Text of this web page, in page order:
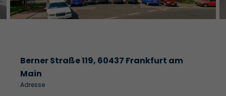
Berner Straße 119, 60437 Frankfurt am
Main
Adresse